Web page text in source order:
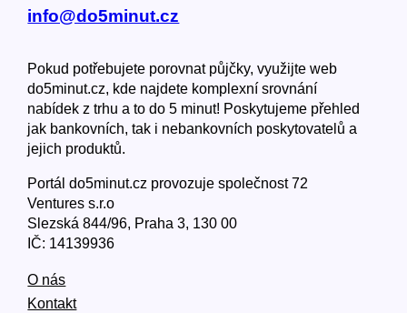
info@do5minut.cz
Pokud potřebujete porovnat půjčky, využijte web
do5minut.cz, kde najdete komplexní srovnání
nabídek z trhu a to do 5 minut! Poskytujeme přehled
jak bankovních, tak i nebankovních poskytovatelů a
jejich produktů.
Portál do5minut.cz provozuje společnost 72
Ventures s.r.o
Slezská 844/96, Praha 3, 130 00
IČ: 14139936
O nás
Kontakt